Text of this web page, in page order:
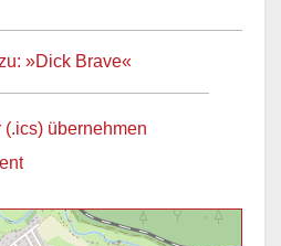
»Dick Brave«
übernehmen